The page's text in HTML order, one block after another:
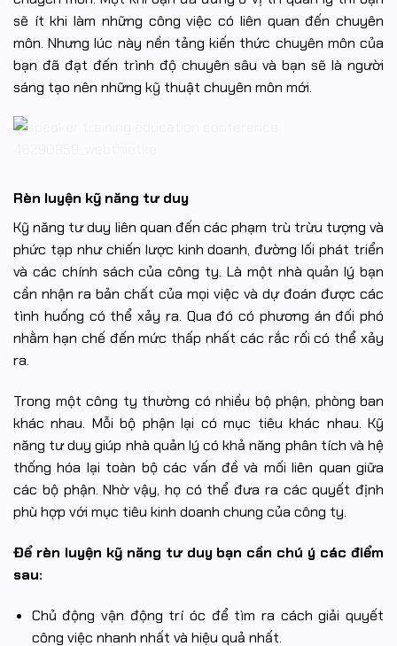
sẽ ít khi làm những công việc có liên quan đến chuyên
môn. Nhưng lúc này nền tảng kiến thức chuyên môn của
bạn đã đạt đến trình độ chuyên sâu và bạn sẽ là người
sáng tạo nên những kỹ thuật chuyên môn mới.
Rèn luyện kỹ năng tư duy
Kỹ năng tư duy liên quan đến các phạm trù trừu tượng và
phức tạp như chiến lược kinh doanh, đường lối phát triển
và các chính sách của công ty. Là một nhà quản lý bạn
cần nhận ra bản chất của mọi việc và dự đoán được các
tình huống có thể xảy ra. Qua đó có phương án đối phó
nhằm hạn chế đến mức thấp nhất các rắc rối có thể xảy
ra.
Trong một công ty thường có nhiều bộ phận, phòng ban
khác nhau. Mỗi bộ phận lại có mục tiêu khác nhau. Kỹ
năng tư duy giúp nhà quản lý có khả năng phân tích và hệ
thống hóa lại toàn bộ các vấn đề và mối liên quan giữa
các bộ phận. Nhờ vậy, họ có thể đưa ra các quyết định
phù hợp với mục tiêu kinh doanh chung của công ty.
Để rèn luyện kỹ năng tư duy bạn cần chú ý các điểm
sau:
Chủ động vận động trí óc để tìm ra cách giải quyết
công việc nhanh nhất và hiệu quả nhất.